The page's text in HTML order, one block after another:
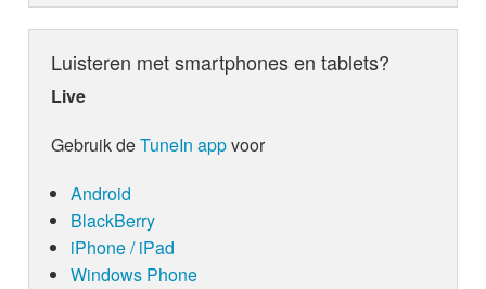
Luisteren met smartphones en tablets?
Live
Gebruik deTuneIn appvoor
Android
BlackBerry
iPhone / iPad
Windows Phone